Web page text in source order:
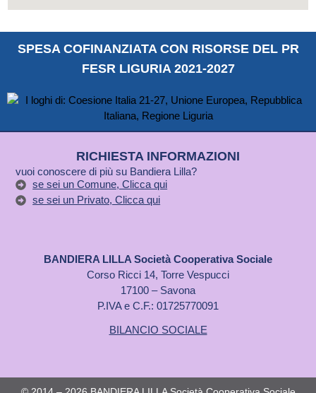
SPESA COFINANZIATA CON RISORSE DEL PR
FESR LIGURIA 2021-2027
RICHIESTA INFORMAZIONI
vuoi conoscere di più su Bandiera Lilla?
se sei un Comune, Clicca qui
se sei un Privato, Clicca qui
BANDIERA LILLA Società Cooperativa Sociale
Corso Ricci 14, Torre Vespucci
17100 – Savona
P.IVA e C.F.: 01725770091
BILANCIO SOCIALE